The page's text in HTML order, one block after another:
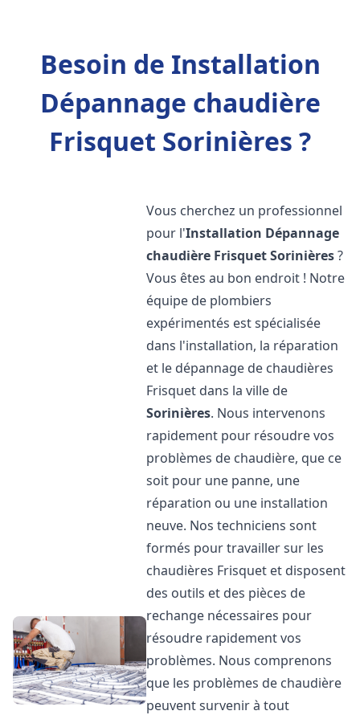
Besoin de Installation
Dépannage chaudière
Frisquet Sorinières ?
Vous cherchez un professionnel
pour l'Installation Dépannage
chaudière FrisquetSorinières?
Vous êtes au bon endroit ! Notre
équipe de plombiers
expérimentés est spécialisée
dans l'installation, la réparation
et le dépannage de chaudières
Frisquet dans la ville de
Sorinières. Nous intervenons
rapidement pour résoudre vos
problèmes de chaudière, que ce
soit pour une panne, une
réparation ou une installation
neuve. Nos techniciens sont
formés pour travailler sur les
chaudières Frisquet et disposent
des outils et des pièces de
rechange nécessaires pour
résoudre rapidement vos
problèmes. Nous comprenons
que les problèmes de chaudière
peuvent survenir à tout